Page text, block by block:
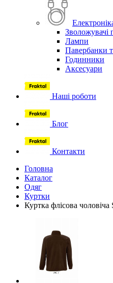
Зволожувачі
Лампи
Павербанки
Годинники
Аксесуари
Наші роботи
Блог
Контакти
Головна
Каталог
Одяг
Куртки
Куртка флісова